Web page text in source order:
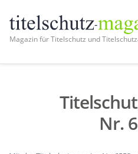
Magazin für Titelschutz und
Nr.